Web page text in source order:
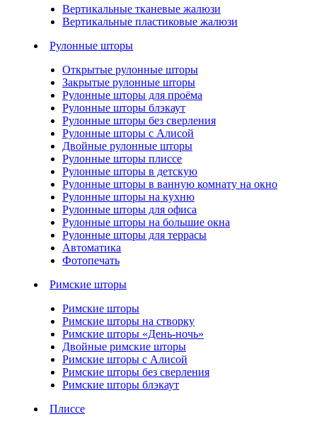
Вертикальные тканевые жалюзи
Вертикальные пластиковые жалюзи
Рулонные шторы
Открытые рулонные шторы
Закрытые рулонные шторы
Рулонные шторы для проёма
Рулонные шторы блэкаут
Рулонные шторы без сверления
Рулонные шторы с Алисой
Двойные рулонные шторы
Рулонные шторы плиссе
Рулонные шторы в детскую
Рулонные шторы в ванную комнату на окно
Рулонные шторы на кухню
Рулонные шторы для офиса
Рулонные шторы на большие окна
Рулонные шторы для террасы
Автоматика
Фотопечать
Римские шторы
Римские шторы
Римские шторы на створку
Римские шторы «День-ночь»
Двойные римские шторы
Римские шторы с Алисой
Римские шторы без сверления
Римские шторы блэкаут
Плиссе